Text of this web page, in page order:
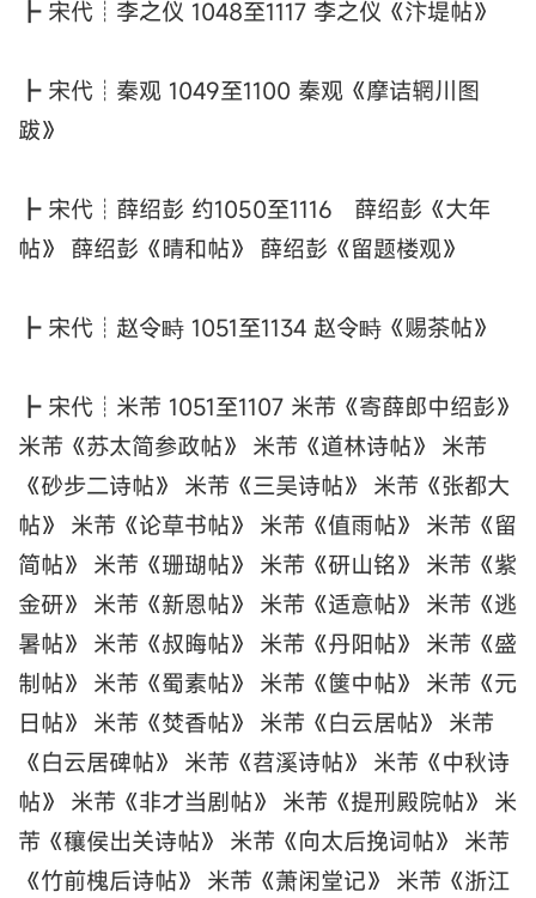
┣ 宋代┊李之仪 1048至1117 李之仪《汴堤帖》
┣ 宋代┊秦观 1049至1100 秦观《摩诘辋川图
跋》
┣ 宋代┊薛绍彭 约1050至1116 薛绍彭《大年
帖》 薛绍彭《晴和帖》 薛绍彭《留题楼观》
┣ 宋代┊赵令畤 1051至1134 赵令畤《赐茶帖》
┣ 宋代┊米芾 1051至1107 米芾《寄薛郎中绍彭》
米芾《苏太简参政帖》 米芾《道林诗帖》 米芾
《砂步二诗帖》 米芾《三吴诗帖》 米芾《张都大
帖》 米芾《论草书帖》 米芾《值雨帖》 米芾《留
简帖》 米芾《珊瑚帖》 米芾《研山铭》 米芾《紫
金研》 米芾《新恩帖》 米芾《适意帖》 米芾《逃
暑帖》 米芾《叔晦帖》 米芾《丹阳帖》 米芾《盛
制帖》 米芾《蜀素帖》 米芾《箧中帖》 米芾《元
日帖》 米芾《焚香帖》 米芾《白云居帖》 米芾
《白云居碑帖》 米芾《苕溪诗帖》 米芾《中秋诗
帖》 米芾《非才当剧帖》 米芾《提刑殿院帖》 米
芾《穰侯出关诗帖》 米芾《向太后挽词帖》 米芾
《竹前槐后诗帖》 米芾《萧闲堂记》 米芾《浙江